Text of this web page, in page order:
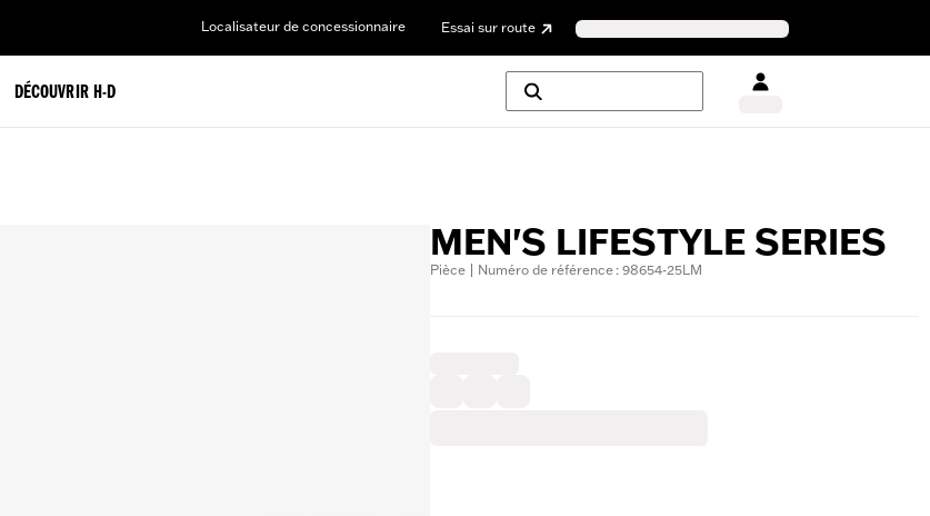
Localisateur de concessionnaire Essai sur route
DÉCOUVRIR H-D
MEN'S LIFESTYLE SERIES
Pièce | Numéro de référence : 98654-25LM